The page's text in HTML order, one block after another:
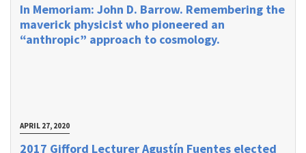
In Memoriam: John D. Barrow. Remembering the
maverick physicist who pioneered an
“anthropic” approach to cosmology.
APRIL 27, 2020
2017 Gifford Lecturer Agustín Fuentes elected